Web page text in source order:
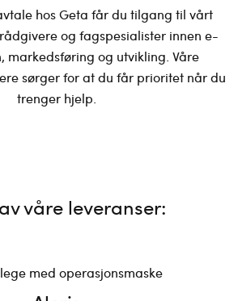
hos Geta får du tilgang til vårt
og fagspesialister innen e-
markedsføring og utvikling. Våre
sørger for at du får prioritet når du
trenger hjelp.
våre leveranser: